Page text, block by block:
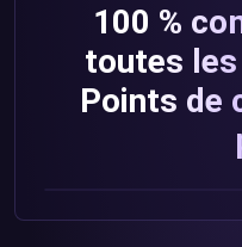
100 %
toutes
Points de